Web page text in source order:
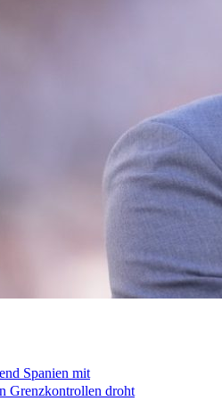
Spanien mit
Grenzkontrollen droht